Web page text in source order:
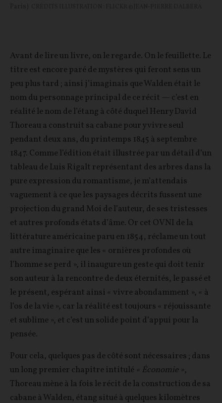
Avant de lire un livre, on le regarde. On le feuillette. Le
titre est encore paré de mystères qui feront sens un
peu plus tard ; ainsi j’imaginais que Walden était le
nom du personnage principal de ce récit — c’est en
réalité le nom de l’étang à côté duquel Henry David
Thoreau a construit sa cabane pour y vivre seul
pendant deux ans, du printemps 1845 à septembre
1847. Comme l’édition était illustrée par un détail d’un
tableau de Luis Rigalt représentant des arbres dans la
pure expression du romantisme, je m’attendais
vaguement à ce que les paysages décrits fussent une
projection du grand Moi de l’auteur, de ses tristesses
et autres profonds états d’âme. Or cet OVNI de la
littérature américaine paru en 1854, réclame un tout
autre imaginaire que les « ornières profondes où
l’homme se perd », il inaugure un geste qui doit tenir
son auteur à la rencontre de deux éternités, le passé et
le présent, espérant ainsi « vivre abondamment », « à
l’os de la vie », car la réalité est toujours « réjouissante
et sublime », et c’est un solide point d’appui pour la
pensée.
Pour cela, quelques pas de côté sont nécessaires ; dans
un long premier chapitre intitulé « Économie »,
Thoreau mène à la fois le récit de la construction de sa
cabane à Walden, étang situé à quelques kilomètres